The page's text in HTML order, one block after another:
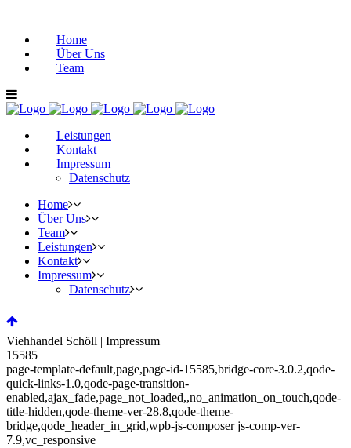
Home
Über Uns
Team
Leistungen
Kontakt
Impressum
Datenschutz
Home
Über Uns
Team
Leistungen
Kontakt
Impressum
Datenschutz
Viehhandel Schöll | Impressum
15585
page-template-default,page,page-id-15585,bridge-core-3.0.2,qode-
quick-links-1.0,qode-page-transition-
enabled,ajax_fade,page_not_loaded,,no_animation_on_touch,qode-
title-hidden,qode-theme-ver-28.8,qode-theme-
bridge,qode_header_in_grid,wpb-js-composer js-comp-ver-
7.9,vc_responsive